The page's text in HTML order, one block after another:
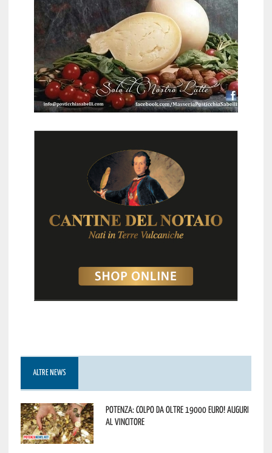
ALTRE NEWS
Potenza: colpo da oltre 19000 Euro! Auguri
al vincitore